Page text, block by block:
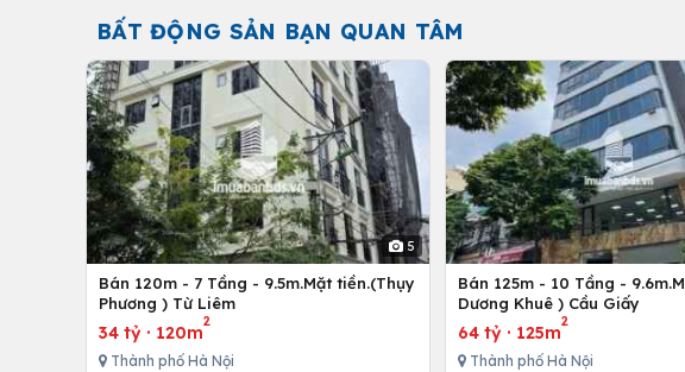
BẤT ĐỘNG SẢN BẠN QUAN TÂM
5
Bán 120m - 7 Tầng - 9.5m.Mặt tiền.(Thụy
Phương ) Từ Liêm
34 tỷ · 120m
2
Thành phố Hà Nội
Bán 125m - 10 Tầng -
Dương Khuê ) Cầu Giấy
64 tỷ · 125m
2
Thành phố Hà Nội